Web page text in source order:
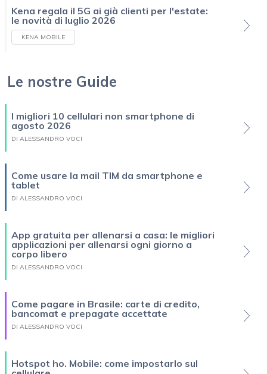
Kena regala il 5G ai già clienti per l'estate:
le novità di luglio 2026
KENA MOBILE
Le nostre Guide
I migliori 10 cellulari non smartphone di
agosto 2026
DI ALESSANDRO VOCI
Come usare la mail TIM da smartphone e
tablet
DI ALESSANDRO VOCI
App gratuita per allenarsi a casa: le migliori
applicazioni per allenarsi ogni giorno a
corpo libero
DI ALESSANDRO VOCI
Come pagare in Brasile: carte di credito,
bancomat e prepagate accettate
DI ALESSANDRO VOCI
Hotspot ho. Mobile: come impostarlo sul